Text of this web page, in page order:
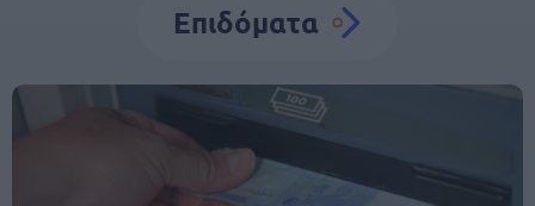
Επιδόματα